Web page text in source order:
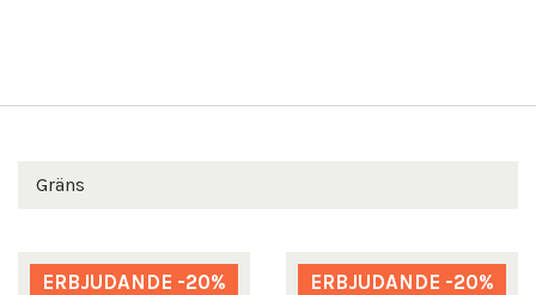
Gräns
ERBJUDANDE -20% ERBJUDANDE -20%